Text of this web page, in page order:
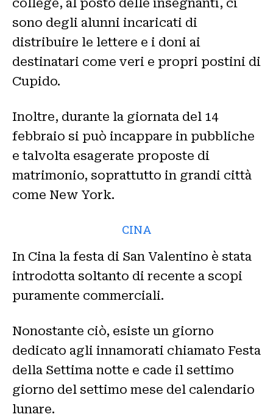
sono degli alunni incaricati di
distribuire le lettere e i doni ai
destinatari come veri e propri postini di
Cupido.
Inoltre, durante la giornata del 14
febbraio si può incappare in pubbliche
e talvolta esagerate proposte di
matrimonio, soprattutto in grandi città
come New York.
CINA
In Cina la festa di San Valentino è stata
introdotta soltanto di recente a scopi
puramente commerciali.
Nonostante ciò, esiste un giorno
dedicato agli innamorati chiamato Festa
della Settima notte e cade il settimo
giorno del settimo mese del calendario
lunare.